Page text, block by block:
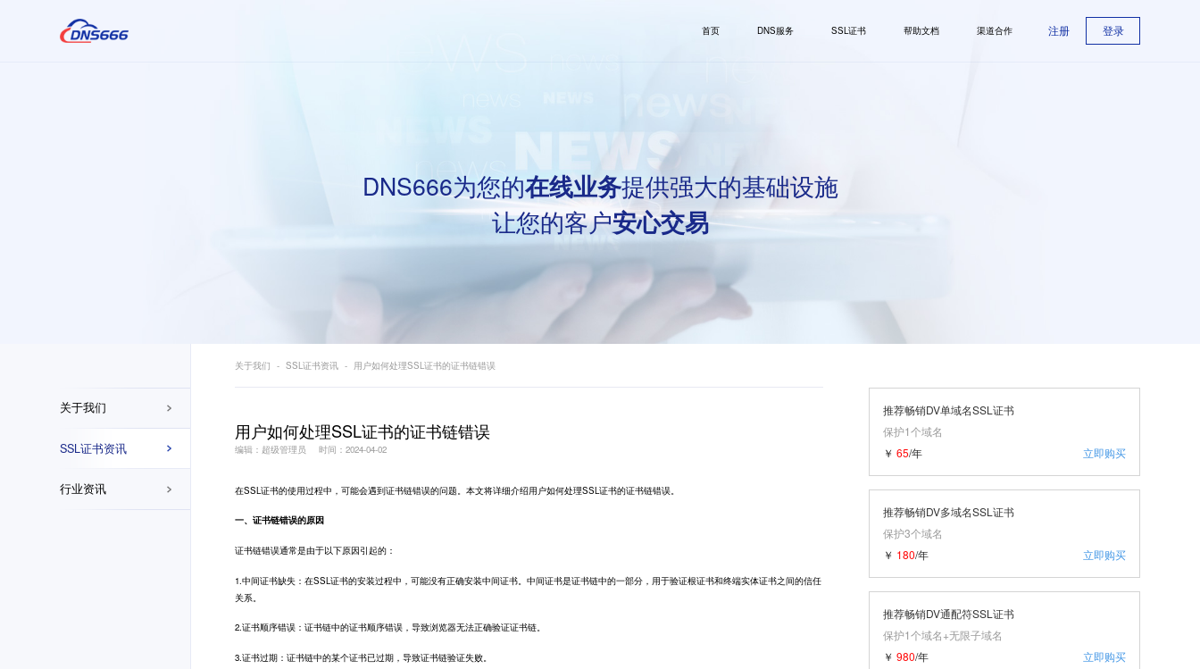
首页 DNS服务 SSL证书 帮助文档 渠道合作 注册 登录
DNS666为您的在线业务提供强大的基础设施
让您的客户安心交易
关于我们
SSL证书资讯
行业资讯
关于我们 SSL证书资讯 用户如何处理SSL证书的证书链错误
用户如何处理SSL证书的证书链错误
编辑：超级管理员 时间：2024-04-02
在SSL证书的使用过程中，可能会遇到证书链错误的问题。本文将详细介绍用户如何处理SSL证书的证书链错误。
一、证书链错误的原因
证书链错误通常是由于以下原因引起的：
1.中间证书缺失：在SSL证书的安装过程中，可能没有正确安装中间证书。中间证书是证书链中的一部分，用于验证根证书和终端实体证书之间的信任
关系。
2.证书顺序错误：证书链中的证书顺序错误，导致浏览器无法正确验证证书链。
3.证书过期：证书链中的某个证书已过期，导致证书链验证失败。
推荐畅销DV单域名SSL证书
保护1个域名
立即购买
￥ 65/年
推荐畅销DV多域名SSL证书
保护3个域名
立即购买
￥ 180/年
推荐畅销DV通配符SSL证书
保护1个域名+无限子域名
立即购买
￥ 980/年